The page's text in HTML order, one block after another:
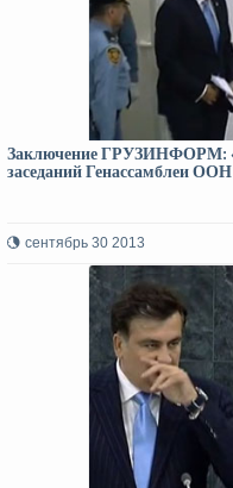
Заключение ГРУЗИНФОРМ:
заседаний Генассамблеи
сентябрь 30 2013